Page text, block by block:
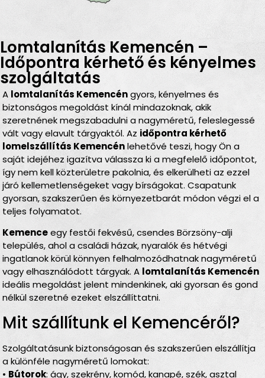
Lomtalanítás Kemencén –
Időpontra kérhető és kényelmes
szolgáltatás
A lomtalanítás Kemencéngyors, kényelmes és
biztonságos megoldást kínál mindazoknak, akik
szeretnének megszabadulni a nagyméretű, feleslegessé
vált vagy elavult tárgyaktól. Az időpontra kérhető
lomelszállítás Kemencénlehetővé teszi, hogy Ön a
saját idejéhez igazítva válassza ki a megfelelő időpontot,
így nem kell közterületre pakolnia, és elkerülheti az ezzel
járó kellemetlenségeket vagy bírságokat. Csapatunk
gyorsan, szakszerűen és környezetbarát módon végzi el a
teljes folyamatot.
Kemenceegy festői fekvésű, csendes Börzsöny-alji
település, ahol a családi házak, nyaralók és hétvégi
ingatlanok körül könnyen felhalmozódhatnak nagyméretű
vagy elhasználódott tárgyak. A lomtalanítás Kemencén
ideális megoldást jelent mindenkinek, aki gyorsan és gond
nélkül szeretné ezeket elszállíttatni.
Mit szállítunk el Kemencéről?
Szolgáltatásunk biztonságosan és szakszerűen elszállítja
a különféle nagyméretű lomokat:
• Bútorok: ágy, szekrény, komód, kanapé, szék, asztal